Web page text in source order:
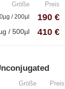
Größe Preis
/ 200µl 190 €
/ 500µl 410 €
Größe Preis